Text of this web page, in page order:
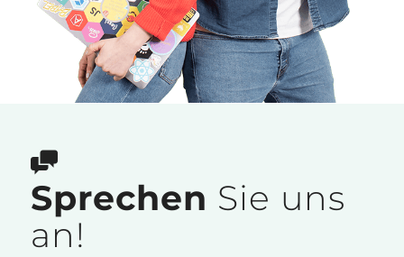
Sprechen Sie uns
an!